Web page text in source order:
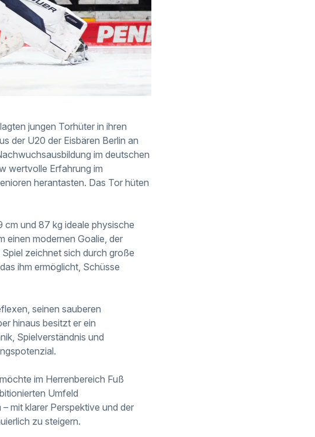
jungen Torhüter in ihren
der U20 der Eisbären Berlin an
im deutschen
wertvolle Erfahrung im
herantasten. Das Tor hüten
cm und 87 kg ideale physische
einen modernen Goalie, der
zeichnet sich durch große
ihm ermöglicht, Schüsse
seinen sauberen
hinaus besitzt er ein
Spielverständnis und
im Herrenbereich Fuß
Umfeld
mit klarer Perspektive und der
zu steigern.